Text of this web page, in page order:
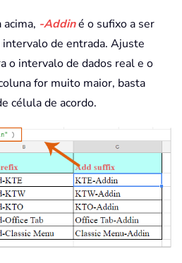
-Addiné o sufixo a ser
de entrada. Ajuste
o intervalo de dados real e o
for muito maior, basta
célula de acordo.